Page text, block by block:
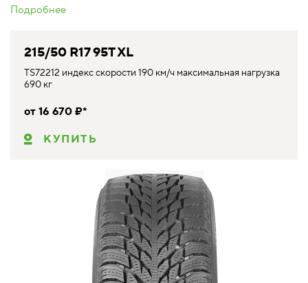
Подробнее
215/50 R17 95T XL
TS72212 индекс скорости 190 км/ч максимальная нагрузка
690 кг
от 16 670 ₽*
КУПИТЬ